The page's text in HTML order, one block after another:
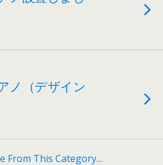
ノ（デザイン
From This Category…